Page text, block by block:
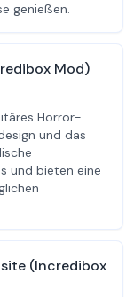
genießen.
Mod)
Horror-
und das
und bieten eine
(Incredibox